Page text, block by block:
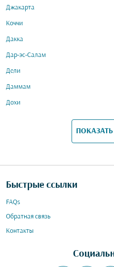
Джакарта
Коччи
Дакка
Дар-эс-Салам
Дели
Даммам
Дохи
Быстрые ссылки
FAQs
Обратная связь
Контакты